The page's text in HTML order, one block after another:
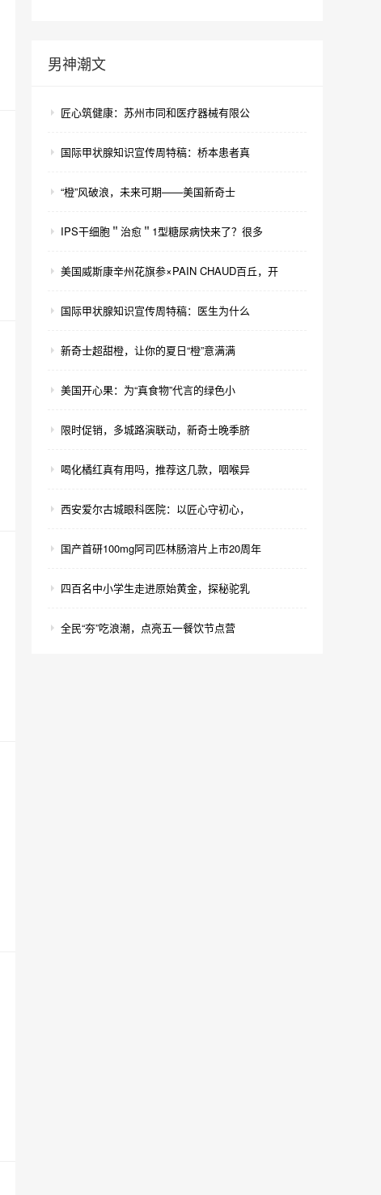
男神潮文
匠心筑健康：苏州市同和医疗器械有限公
国际甲状腺知识宣传周特稿：桥本患者真
“橙”风破浪，未来可期——美国新奇士
IPS干细胞＂治愈＂1型糖尿病快来了？很多
美国威斯康辛州花旗参×PAIN CHAUD百丘，开
国际甲状腺知识宣传周特稿：医生为什么
新奇士超甜橙，让你的夏日“橙”意满满
美国开心果：为“真食物”代言的绿色小
限时促销，多城路演联动，新奇士晚季脐
喝化橘红真有用吗，推荐这几款，咽喉异
西安爱尔古城眼科医院：以匠心守初心，
国产首研100mg阿司匹林肠溶片上市20周年
四百名中小学生走进原始黄金，探秘驼乳
全民“夯”吃浪潮，点亮五一餐饮节点营